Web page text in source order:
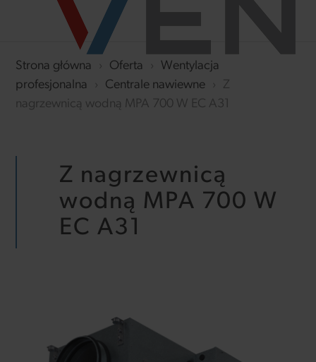
Strona główna › Oferta ›
Wentylacja
profesjonalna
› Centrale nawiewne ›
Z
nagrzewnicą wodną MPA 700 W EC A31
Z nagrzewnicą
wodną MPA 700 W
EC A31